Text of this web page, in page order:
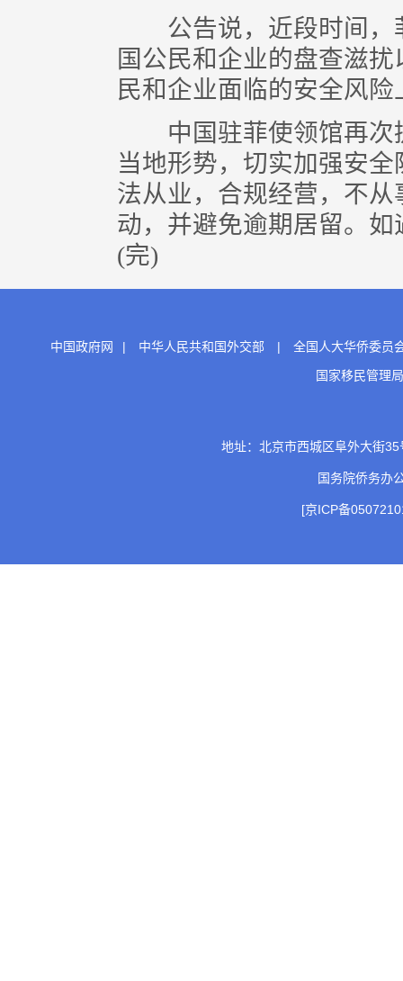
公告说，近段时间，
国公民和企业的盘查滋
民和企业面临的安全风险
中国驻菲使领馆再次
当地形势，切实加强安
法从业，合规经营，不
动，并避免逾期居留。
(完)
中国政府网 | 中华人民共和国外交部 |
全国人大华侨委员
国家移民管理局
地址：北京市西城区阜外大街
国务院侨务
[京ICP备